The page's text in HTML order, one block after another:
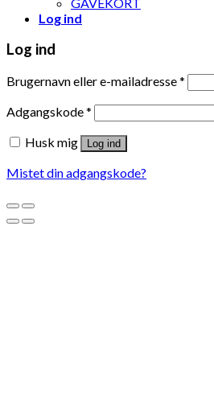
Log ind
Log ind
Brugernavn eller e-mailadresse*
Adgangskode*
Husk mig
Log ind
Mistet din adgangskode?